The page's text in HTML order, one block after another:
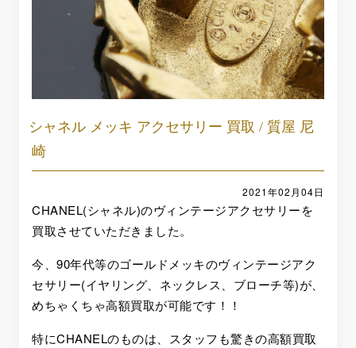
シャネル メッキ アクセサリー 買取 / 質屋 尼
崎
2021年02月04日
CHANEL(シャネル)のヴィンテージアクセサリーを
買取させていただきました。
今、90年代等のゴールドメッキのヴィンテージアク
セサリー(イヤリング、ネックレス、ブローチ等)が、
めちゃくちゃ高額買取が可能です！！
特にCHANELのものは、スタッフも驚きの高額買取